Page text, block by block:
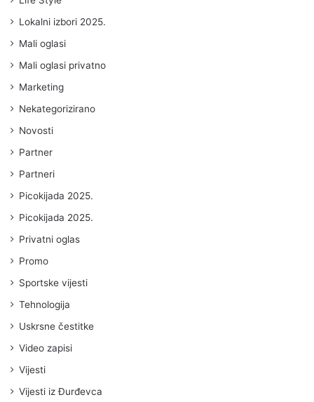
Lokalni izbori 2025.
Mali oglasi
Mali oglasi privatno
Marketing
Nekategorizirano
Novosti
Partner
Partneri
Picokijada 2025.
Picokijada 2025.
Privatni oglas
Promo
Sportske vijesti
Tehnologija
Uskrsne čestitke
Video zapisi
Vijesti
Vijesti iz Đurđevca